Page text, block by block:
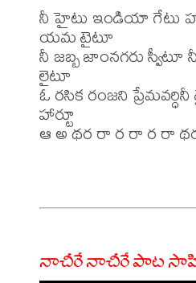
నీ హైటు ఇండియా గేటు
యమ టైటూ
నీ జబ్బ జాంనగరు స్వీటూ
లైటూ
ఓ రసిక రంజని
హార్టూ
ఆ అ థర రా ర రా ర రా
నాచీరే నాచీరే పాట